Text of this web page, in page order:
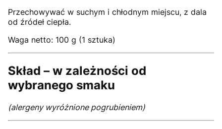
Przechowywać w suchym i chłodnym miejscu, z dala
od źródeł ciepła.
Waga netto: 100 g (1 sztuka)
Skład – w zależności od
wybranego smaku
(alergeny wyróżnione pogrubieniem)